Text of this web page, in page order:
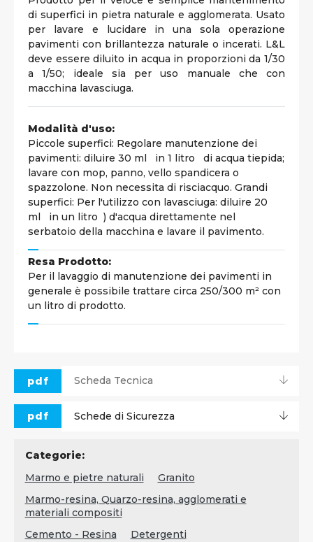
di superfici in pietra naturale e agglomerata. Usato
per lavare e lucidare in una sola operazione
pavimenti con brillantezza naturale o incerati. L&L
deve essere diluito in acqua in proporzioni da 1/30
a 1/50; ideale sia per uso manuale che con
macchina lavasciuga.
Modalità d'uso:
Piccole superfici: Regolare manutenzione dei
pavimenti: diluire 30 ml in 1 litro di acqua tiepida;
lavare con mop, panno, vello spandicera o
spazzolone. Non necessita di risciacquo. Grandi
superfici: Per l'utilizzo con lavasciuga: diluire 20
ml in un litro ) d'acqua direttamente nel
serbatoio della macchina e lavare il pavimento.
Resa Prodotto:
Per il lavaggio di manutenzione dei pavimenti in
generale è possibile trattare circa 250/300 m² con
un litro di prodotto.
pdf Scheda Tecnica
pdf Schede di Sicurezza
Categorie:
Marmo e pietre naturali
Granito
Marmo-resina, Quarzo-resina, agglomerati e
materiali compositi
Cemento - Resina
Detergenti